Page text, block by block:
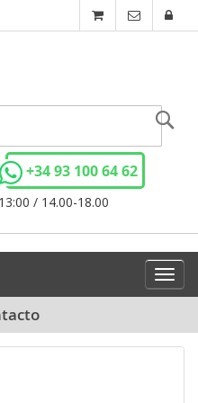
+34 93 100 64 62
/ 14.00-18.00